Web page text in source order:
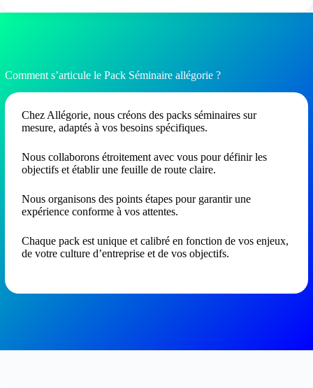
Comment s’articule le Pack Séminaire allégorie ?
Chez Allégorie, nous créons des packs séminaires sur
mesure, adaptés à vos besoins spécifiques.
Nous collaborons étroitement avec vous pour définir les
objectifs et établir une feuille de route claire.
Nous organisons des points étapes pour garantir une
expérience conforme à vos attentes.
Chaque pack est unique et calibré en fonction de vos enjeux,
de votre culture d’entreprise et de vos objectifs.